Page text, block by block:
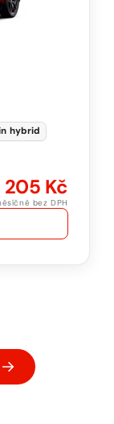
hybrid
205 Kč
bez DPH